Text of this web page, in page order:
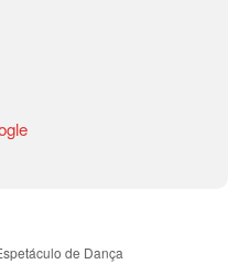
de Dança